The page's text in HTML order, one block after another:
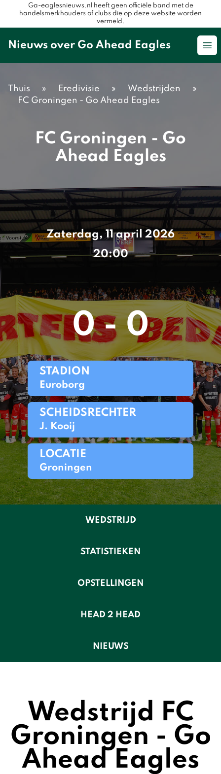
Ga-eaglesnieuws.nl heeft geen officiële band met de
handelsmerkhouders of clubs die op deze website worden
vermeld.
Nieuws over Go Ahead Eagles
Thuis » Eredivisie » Wedstrijden
»
FC Groningen - Go Ahead Eagles
FC Groningen - Go
Ahead Eagles
Zaterdag, 11 april 2026
20:00
0 - 0
STADION
Euroborg
SCHEIDSRECHTER
J. Kooij
LOCATIE
Groningen
WEDSTRIJD
STATISTIEKEN
OPSTELLINGEN
HEAD 2 HEAD
NIEUWS
Wedstrijd FC
Groningen - Go
Ahead Eagles